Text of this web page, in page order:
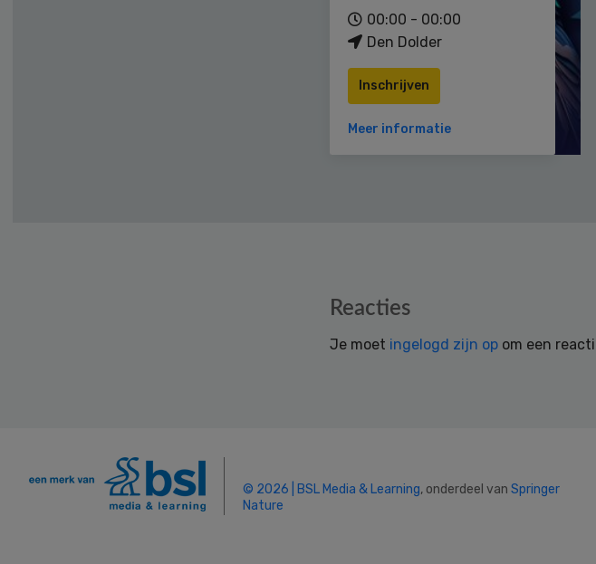
00:00 - 00:00
Den Dolder
Inschrijven
Meer informatie
Reacties
Je moet ingelogd zijn op om een
© 2026 | BSL Media & Learning, onderdeel van Springer
Nature